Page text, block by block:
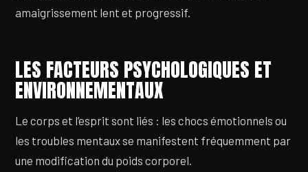
amaigrissement lent et progressif.
LES FACTEURS PSYCHOLOGIQUES ET
ENVIRONNEMENTAUX
Le corps et l’esprit sont liés : les chocs émotionnels ou
les troubles mentaux se manifestent fréquemment par
une modification du poids corporel.